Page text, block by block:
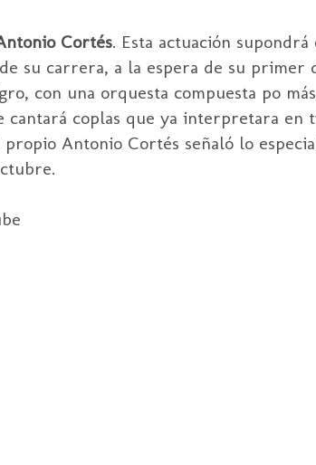
Cortés. Esta actuación
su carrera, a la espera de su primer
con una orquesta compuesta po más
coplas que ya interpretara en
Antonio Cortés señaló lo